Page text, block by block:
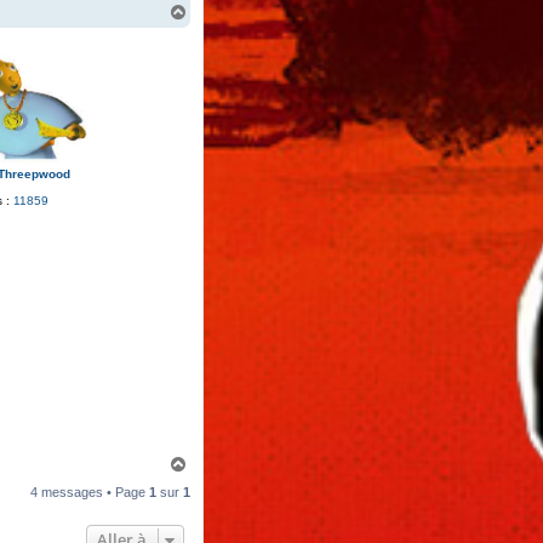
: 11859
u
4 messages • Page 1 sur 1